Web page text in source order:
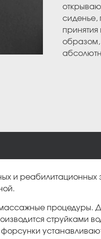
сиденье,
образом,
и
процедуры.
струйками